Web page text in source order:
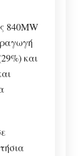
840MW
και